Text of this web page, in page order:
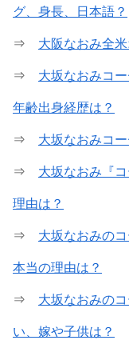
グ、身長、日本語？
⇒ 大阪なおみ全
⇒ 大坂なおみコ
年齢出身経歴は？
⇒ 大坂なおみコ
⇒ 大坂なおみ『
理由は？
⇒ 大坂なおみの
本当の理由は？
⇒ 大坂なおみの
い、嫁や子供は？